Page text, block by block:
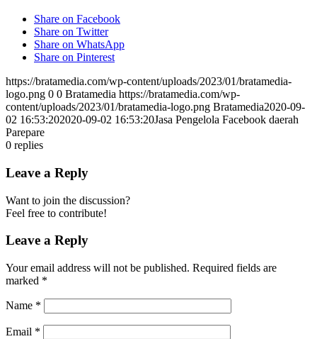
Share on Facebook
Share on Twitter
Share on WhatsApp
Share on Pinterest
https://bratamedia.com/wp-content/uploads/2023/01/bratamedia-
logo.png 0 0 Bratamedia https://bratamedia.com/wp-
content/uploads/2023/01/bratamedia-logo.png Bratamedia2020-09-
02 16:53:202020-09-02 16:53:20Jasa Pengelola Facebook daerah
Parepare
0 replies
Leave a Reply
Want to join the discussion?
Feel free to contribute!
Leave a Reply
Your email address will not be published. Required fields are
marked *
Name *
Email *